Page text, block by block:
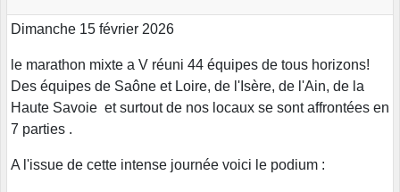
Dimanche 15 février 2026
le marathon mixte a V réuni 44 équipes de tous horizons!
Des équipes de Saône et Loire, de l'Isère, de l'Ain, de la
Haute Savoie et surtout de nos locaux se sont affrontées en
7 parties .
A l'issue de cette intense journée voici le podium :